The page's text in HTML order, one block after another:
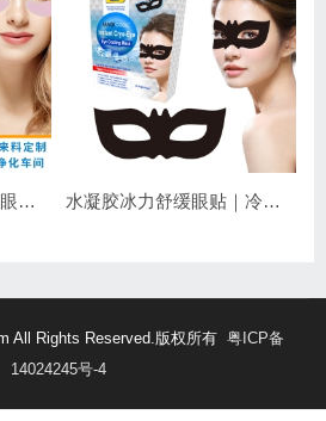
高效基质抗皱胶原纤维眼膜｜抗皱紧致保湿 水凝胶冰力舒缓眼贴｜冷敷降温，长效保湿，焕亮双眼
All Rights Reserved.版权所有 粤ICP备
14024245号-4